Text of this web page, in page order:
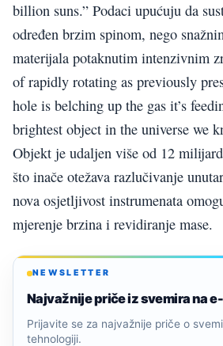
billion suns.” Podaci upućuju da
određen brzim spinom, nego
materijala potaknutim intenzivnim
of rapidly rotating as previously
hole is belching up the gas it’s
brightest object in the universe we
Objekt je udaljen više od 12
što inače otežava razlučivanje
nova osjetljivost instrumenata
mjerenje brzina i revidiranje mase.
NEWSLETTER
Najvažnije priče iz svemira na
Prijavite se za najvažnije priče o
tehnologiji.